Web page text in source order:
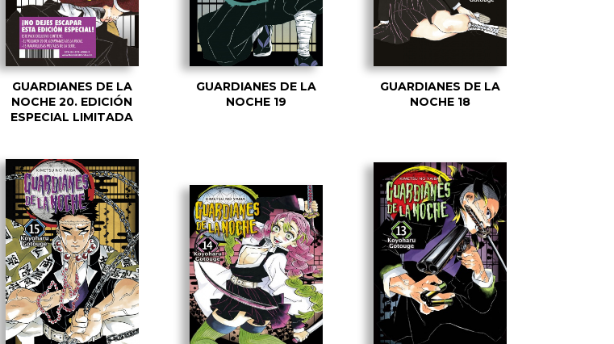
GUARDIANES DE LA
NOCHE 20. EDICIÓN
ESPECIAL LIMITADA
GUARDIANES DE LA
NOCHE 19
GUARDIANES DE LA
NOCHE 18